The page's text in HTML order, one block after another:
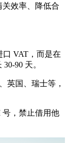
效率、降低合
VAT，而是在
90 天。
国、瑞士等，
，禁止借用他